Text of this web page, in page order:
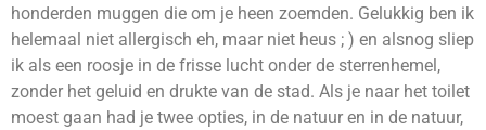
honderden muggen die om je heen zoemden. Gelukkig ben ik
helemaal niet allergisch eh, maar niet heus ; ) en alsnog sliep
ik als een roosje in de frisse lucht onder de sterrenhemel,
zonder het geluid en drukte van de stad. Als je naar het toilet
moest gaan had je twee opties, in de natuur en in de natuur,